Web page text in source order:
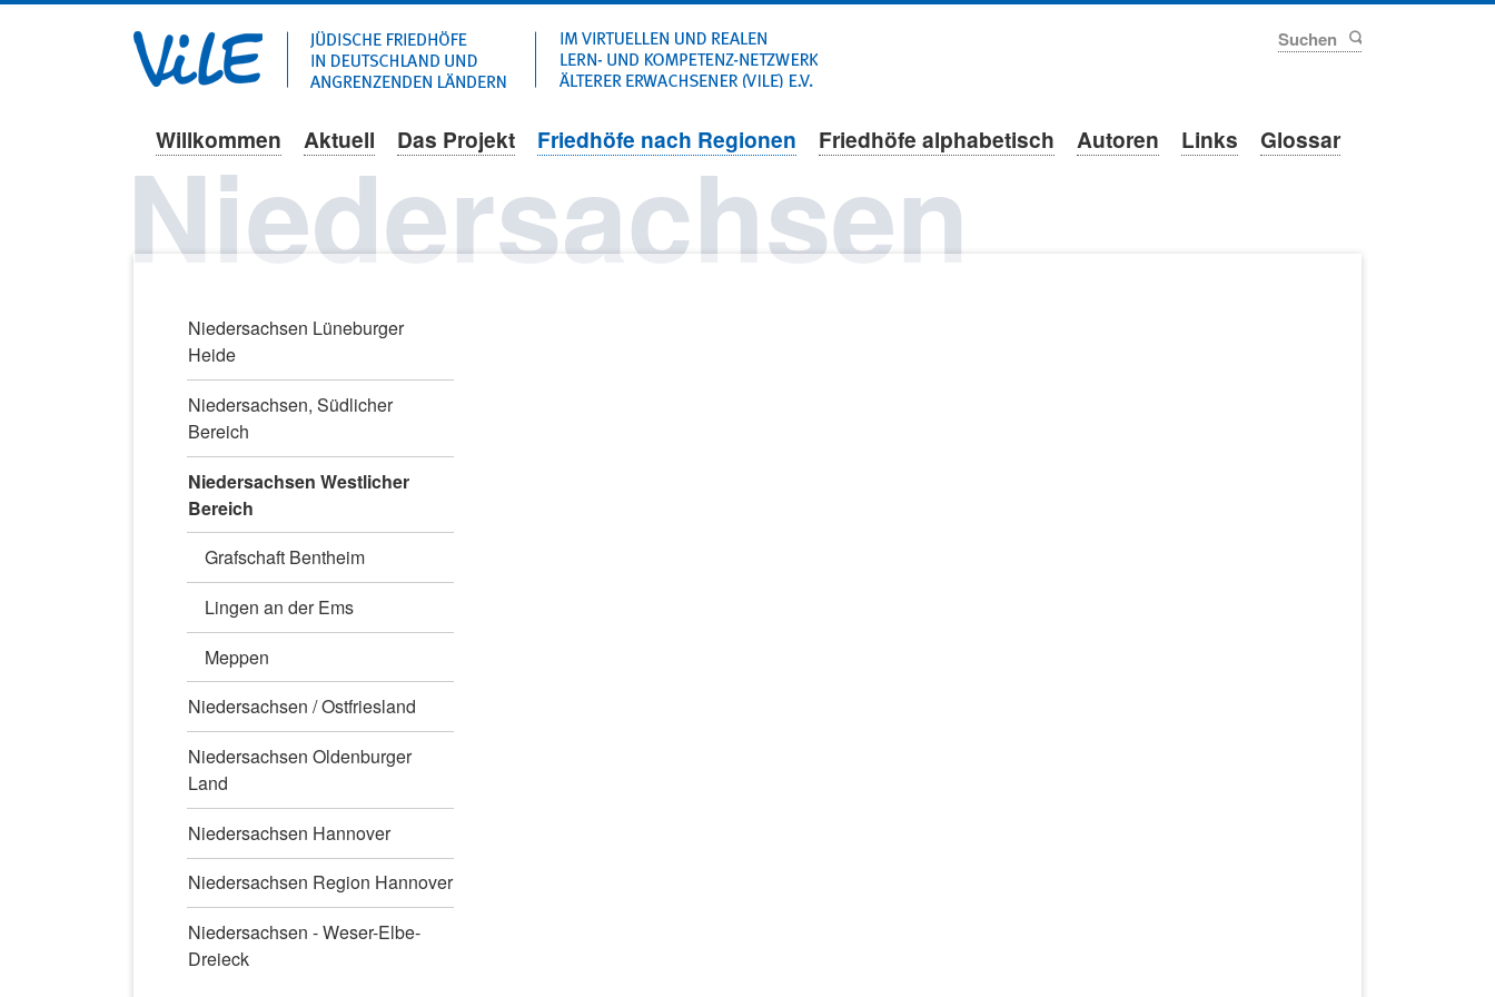
Navigation
Willkommen Aktuell Das Projekt Friedhöfe nach Regionen Friedhöfe alphabetisch Autoren Links Glossar
Niedersachsen
Navigation
überspringen
Niedersachsen Lüneburger
Heide
Niedersachsen, Südlicher
Bereich
Niedersachsen Westlicher
Bereich
Grafschaft Bentheim
Lingen an der Ems
Meppen
Niedersachsen / Ostfriesland
Niedersachsen Oldenburger
Land
Niedersachsen Hannover
Niedersachsen Region Hannover
Niedersachsen - Weser-Elbe-
Dreieck